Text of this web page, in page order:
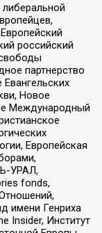
российский
партнерство
Новое
Международный
Европейская
УРАЛ,
fonds,
Генриха
Insider, Институт